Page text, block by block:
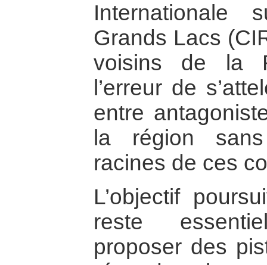
Grands Lacs
voisins de la
l’erreur de
entre
la région
racines de ces
L’objectif
reste
proposer des